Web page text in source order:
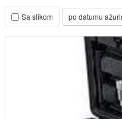
Sa slikom po datumu